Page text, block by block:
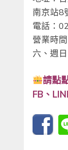
南京站8
電話：
營業時
六、週
請點
FB、